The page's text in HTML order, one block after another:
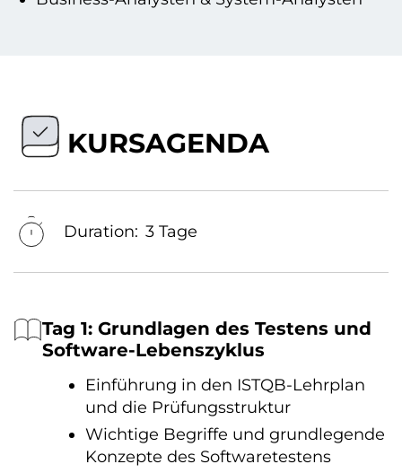
KURSAGENDA
Duration: 3 Tage
Tag 1: Grundlagen des Testens und
Software-Lebenszyklus
Einführung in den ISTQB-Lehrplan
und die Prüfungsstruktur
Wichtige Begriffe und grundlegende
Konzepte des Softwaretestens